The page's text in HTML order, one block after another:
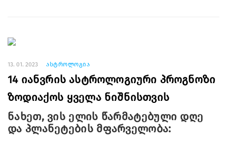
13. 01. 2023 ასტროლოგია
14 იანვრის ასტროლოგიური პროგნოზი
ზოდიაქოს ყველა ნიშნისთვის
ნახეთ, ვის ელის წარმატებული დღე
და პლანეტების მფარველობა: